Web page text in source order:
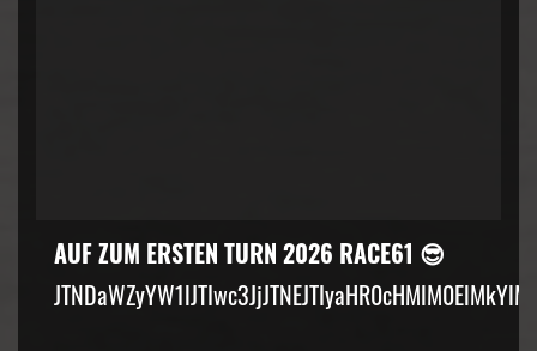
AUF ZUM ERSTEN TURN 2026 RACE61 😎